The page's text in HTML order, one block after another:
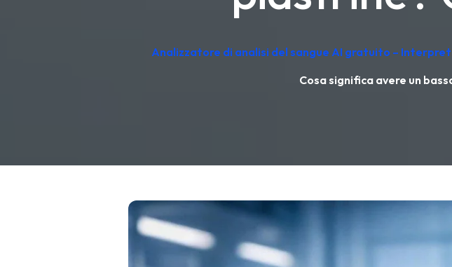
Analizzatore di analisi del sangue AI gratuito –
Cosa significa avere un